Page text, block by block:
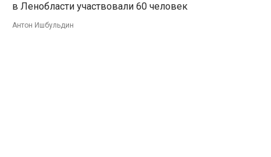
в Ленобласти участвовали 60 человек
Антон Ишбульдин